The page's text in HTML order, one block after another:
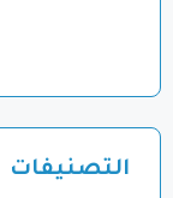
التصنيفات